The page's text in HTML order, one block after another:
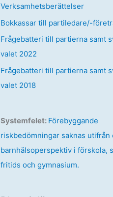
Verksamhetsberättelser
Bokkassar till partiledare/-
Frågebatteri till partierna samt
valet 2022
Frågebatteri till partierna samt
valet 2018
Systemfelet: Förebyggande
riskbedömningar saknas utifrån
barnhälsoperspektiv i förskola,
fritids och gymnasium.